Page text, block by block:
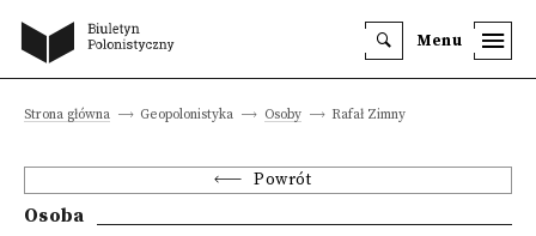
Menu
Strona główna Geopolonistyka Osoby Rafał Zimny
Powrót
Osoba